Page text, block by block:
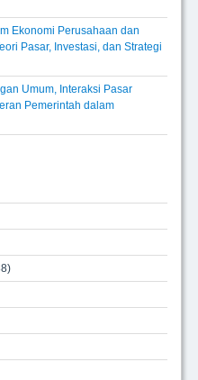
Ekonomi Perusahaan dan
Pasar, Investasi, dan Strategi
Umum, Interaksi Pasar
Pemerintah dalam